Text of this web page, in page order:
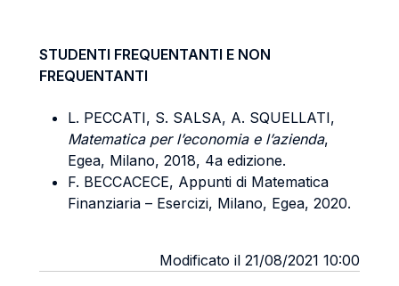
STUDENTI FREQUENTANTI E NON
FREQUENTANTI
L. PECCATI, S. SALSA, A. SQUELLATI,
Matematica per l’economia e l’azienda,
Egea, Milano, 2018, 4a edizione.
F. BECCACECE, Appunti di Matematica
Finanziaria – Esercizi, Milano, Egea, 2020.
Modificato il 21/08/2021 10:00